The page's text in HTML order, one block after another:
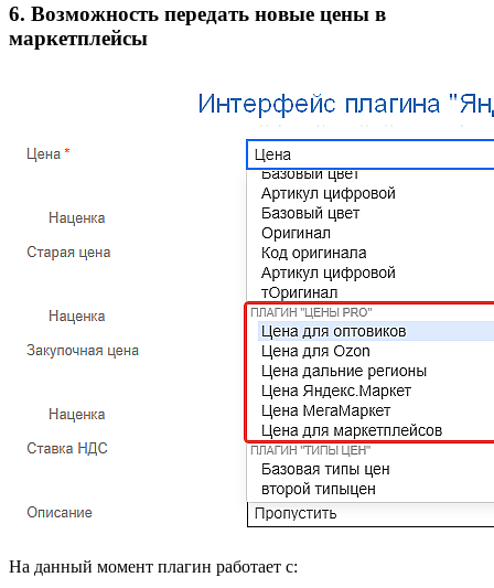
6. Возможность передать новые цены в
маркетплейсы
На данный момент плагин работает с: